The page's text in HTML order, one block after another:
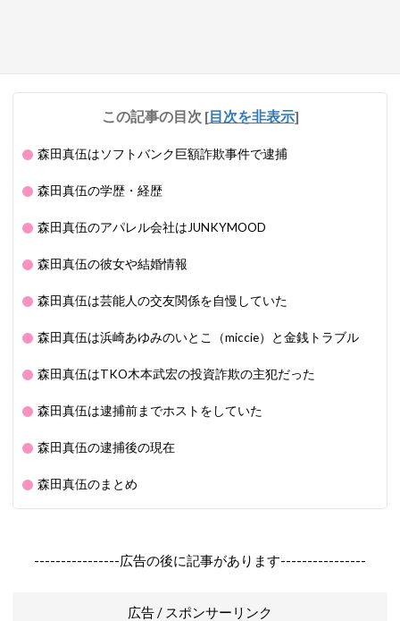
この記事の目次 [目次を非表示]
森田真伍はソフトバンク巨額詐欺事件で逮捕
森田真伍の学歴・経歴
森田真伍のアパレル会社はJUNKYMOOD
森田真伍の彼女や結婚情報
森田真伍は芸能人の交友関係を自慢していた
森田真伍は浜崎あゆみのいとこ（miccie）と金銭トラブル
森田真伍はTKO木本武宏の投資詐欺の主犯だった
森田真伍は逮捕前までホストをしていた
森田真伍の逮捕後の現在
森田真伍のまとめ
----------------広告の後に記事があります----------------
広告 / スポンサーリンク